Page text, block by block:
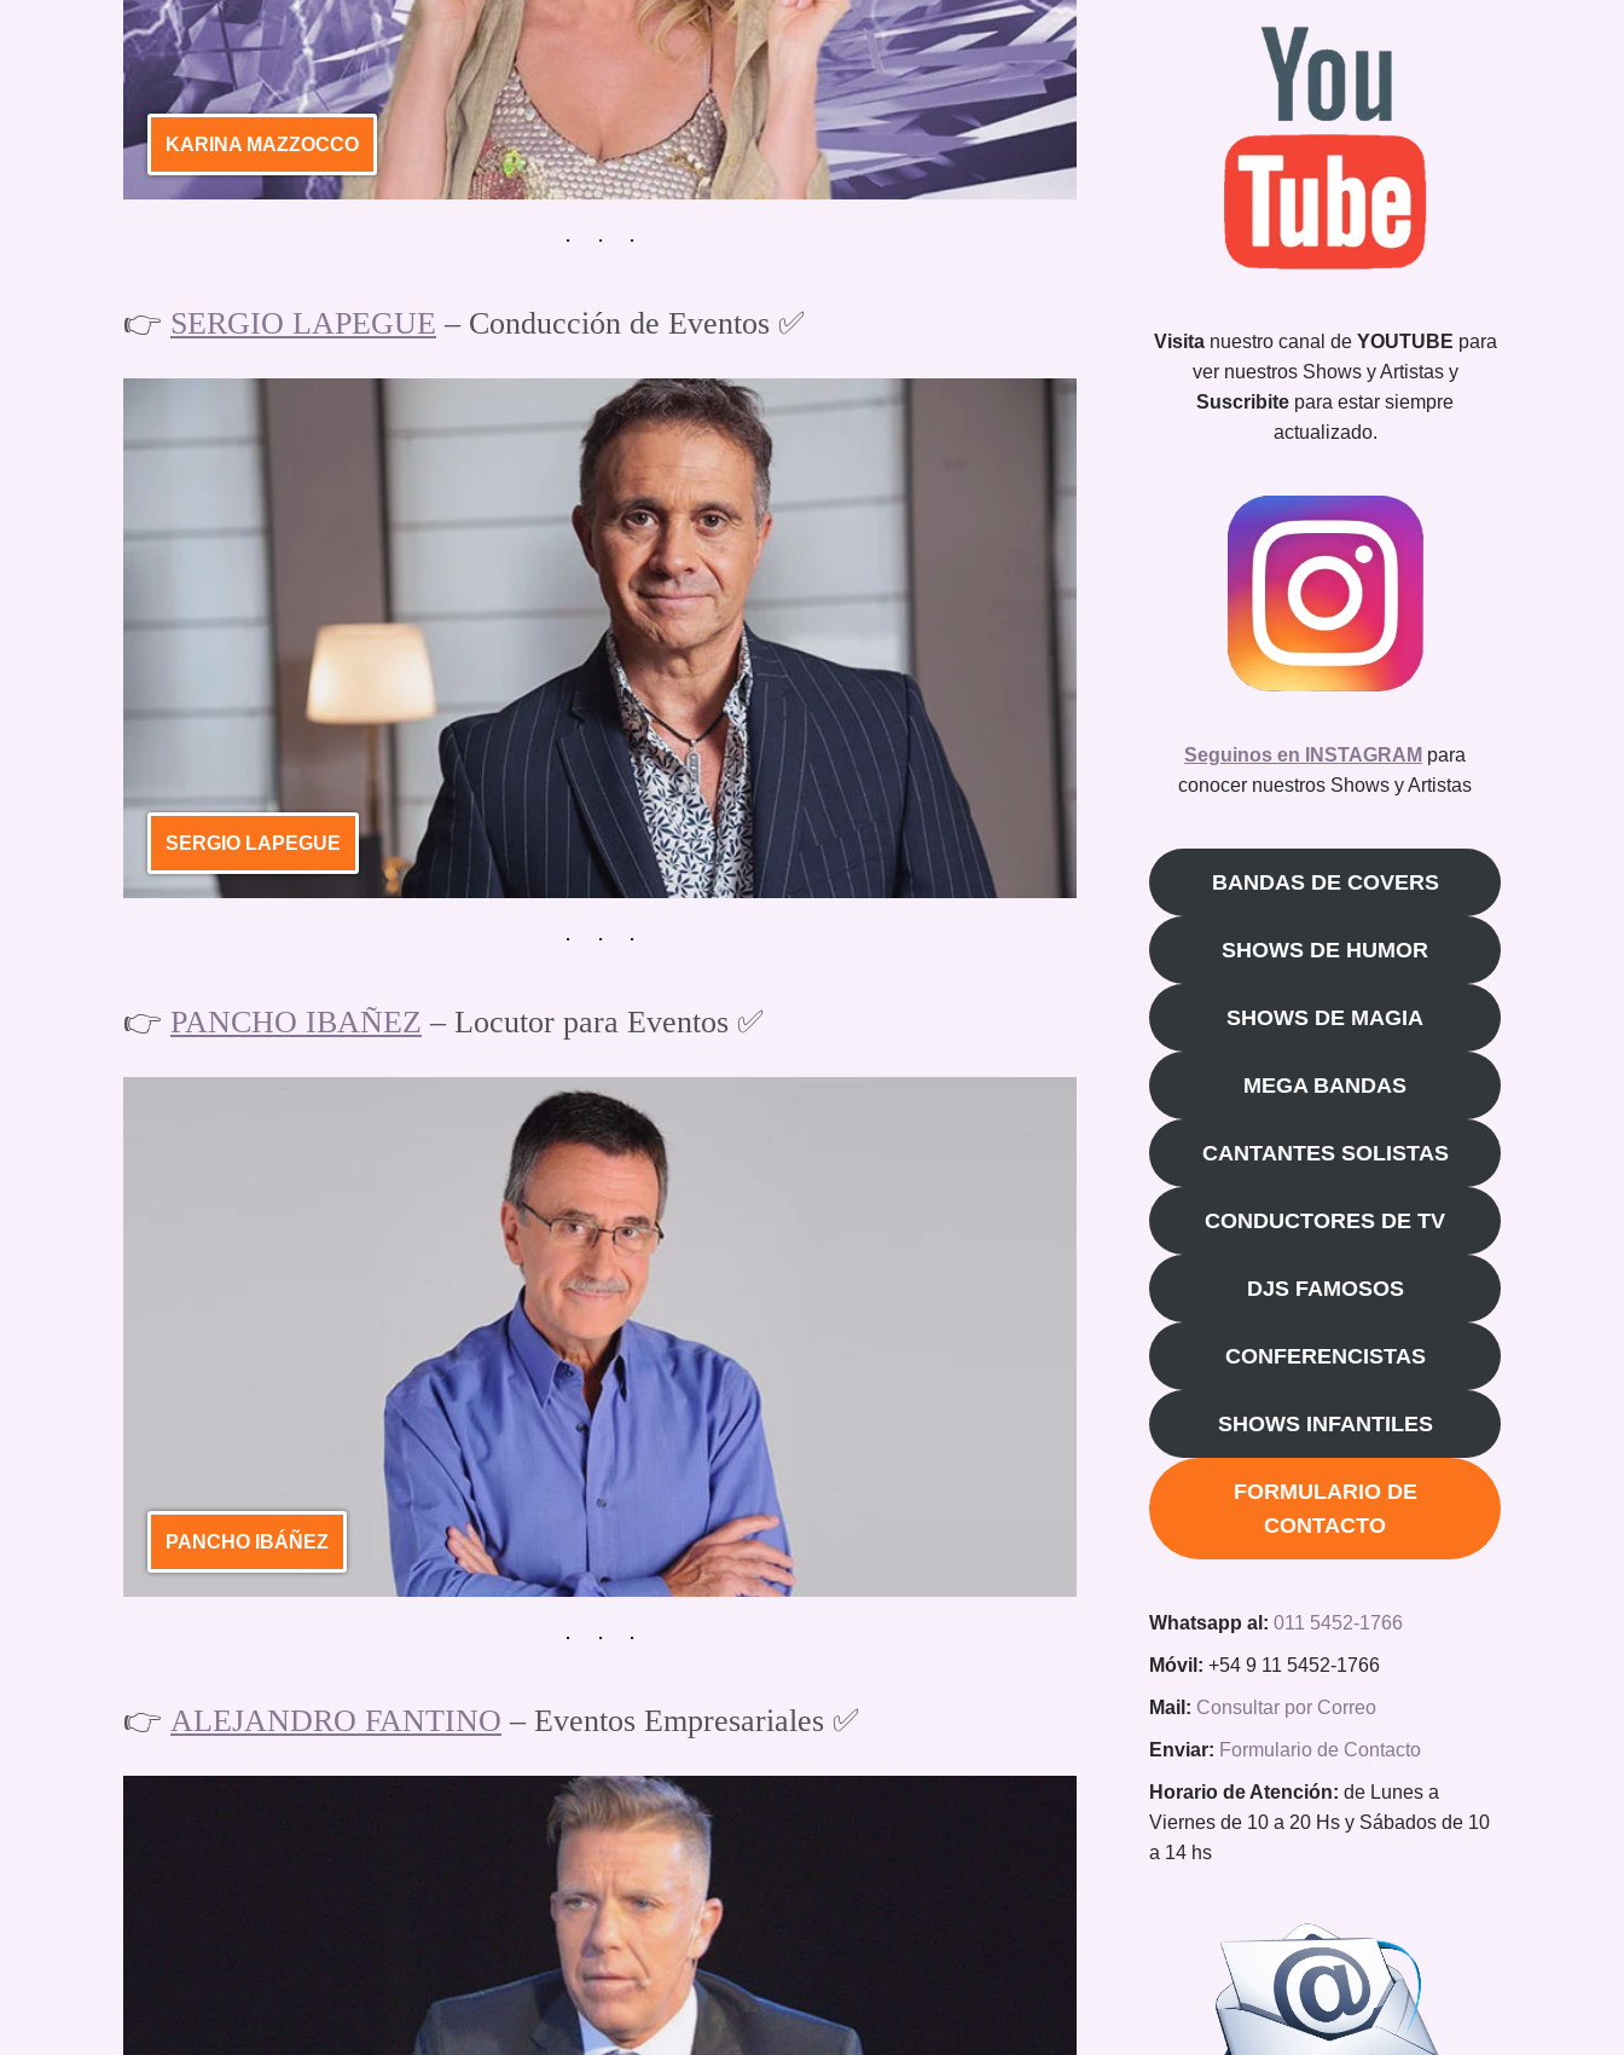
KARINA MAZZOCCO
👉 SERGIO LAPEGUE – Conducción de Eventos ✅
SERGIO LAPEGUE
👉 PANCHO IBAÑEZ – Locutor para Eventos ✅
PANCHO IBÁÑEZ
👉 ALEJANDRO FANTINO – Eventos Empresariales ✅
Visita nuestro canal de YOUTUBE para
ver nuestros Shows y Artistas y
Suscribite para estar siempre
actualizado.
Seguinos en INSTAGRAM para
conocer nuestros Shows y Artistas
BANDAS DE COVERS
SHOWS DE HUMOR
SHOWS DE MAGIA
MEGA BANDAS
CANTANTES SOLISTAS
CONDUCTORES DE TV
DJS FAMOSOS
CONFERENCISTAS
SHOWS INFANTILES
FORMULARIO DE
CONTACTO
Whatsapp al: 011 5452-1766
Móvil: +54 9 11 5452-1766
Mail: Consultar por Correo
Enviar: Formulario de Contacto
Horario de Atención: de Lunes a
Viernes de 10 a 20 Hs y Sábados de 10
a 14 hs